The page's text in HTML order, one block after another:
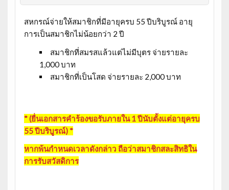
สหกรณ์จ่ายให้สมาชิกที่มีอายุครบ 55 ปีบริบูรณ์ อายุ
การเป็นสมาชิกไม่น้อยกว่า 2 ปี
สมาชิกที่สมรสแล้วแต่ไม่มีบุตร จ่ายรายละ
1,000 บาท
สมาชิกที่เป็นโสด จ่ายรายละ 2,000 บาท
* (ยื่นเอกสารคำร้องขอรับภายใน 1 ปีนับตั้งแต่อายุครบ
55 ปีบริบูรณ์) *
หากพ้นกำหนดเวลาดังกล่าว ถือว่าสมาชิกสละสิทธิใน
การรับสวัสดิการ